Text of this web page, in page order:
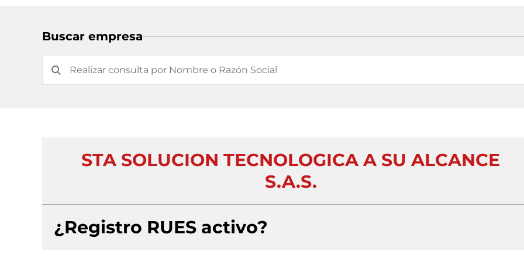
Buscar empresa
STA SOLUCION TECNOLOGICA A SU ALCANCE
S.A.S.
¿Registro RUES activo?